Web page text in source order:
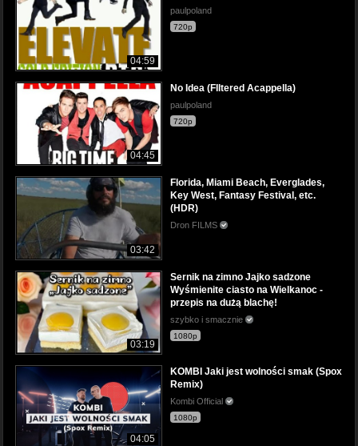
04:59
paulpoland
720p
04:45
No Idea (FIltered Acappella)
paulpoland
720p
03:42
Florida, Miami Beach, Everglades,
Key West, Fantasy Festival, etc.
(HDR)
Dron FILMS
03:19
Sernik na zimno Jajko sadzone
Wyśmienite ciasto na Wielkanoc -
przepis na dużą blachę!
szybko i smacznie
1080p
04:05
KOMBI Jaki jest wolności smak (Spox
Remix)
Kombi Official
1080p